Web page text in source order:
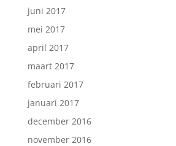
juni 2017
mei 2017
april 2017
maart 2017
februari 2017
januari 2017
december 2016
november 2016